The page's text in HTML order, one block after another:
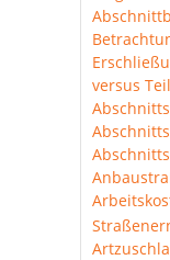
versus
Abschnitts